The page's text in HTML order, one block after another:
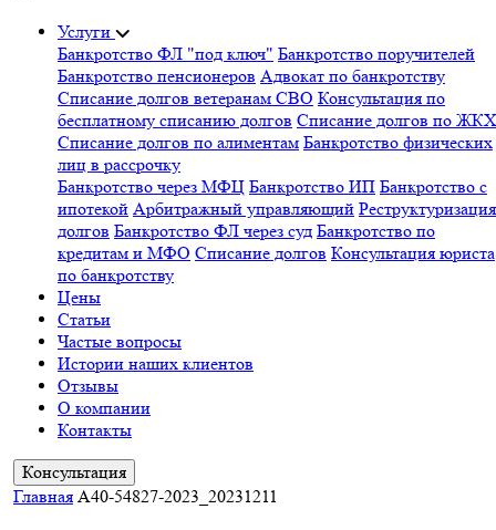
Услуги
Банкротство ФЛ "под ключ" Банкротство поручителей
Банкротство пенсионеров Адвокат по банкротству
Списание долгов ветеранам СВО Консультация по
бесплатному списанию долгов Списание долгов по ЖКХ
Списание долгов по алиментам Банкротство физических
лиц в рассрочку
Банкротство через МФЦ Банкротство ИП Банкротство с
ипотекой Арбитражный управляющий Реструктуризация
долгов Банкротство ФЛ через суд Банкротство по
кредитам и МФО Списание долгов Консультация юриста
по банкротству
Цены
Статьи
Частые вопросы
Истории наших клиентов
Отзывы
О компании
Контакты
Консультация
Главная A40-54827-2023_20231211